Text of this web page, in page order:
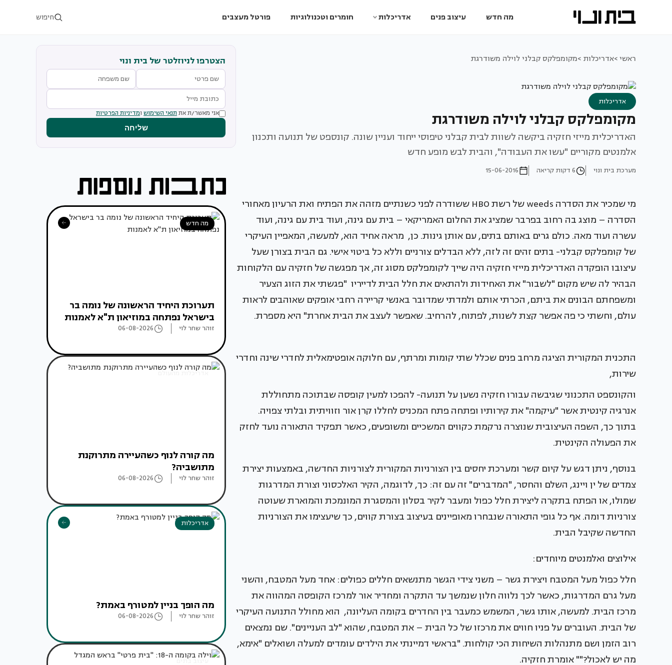
מה חדש עיצוב פנים אדריכלות חומרים וטכנולוגיות פורטל מעצבים חיפוש
ראשי >אדריכלות >מקומפלקס קבלני לוילה משודרגת
אדריכלות
מקומפלקס קבלני לוילה משודרגת
האדריכלית מייזי חזקיה ביקשה לשוות לבית קבלני טיפוסי ייחוד ועניין שונה. קונספט של תנועה ותכנון
אלמנטים מקוריים "עשו את העבודה", והבית לבש מופע חדש
מערכת בית ונוי 6 דקות קריאה 15-06-2016
מי שמכיר את הסדרה weeds של רשת HBO ששודרה לפני כשנתיים מזהה את הפתיח ואת הרעיון מאחורי
הסדרה – מוצג בה רחוב בפרבר שמציג את החלום האמריקאי – בית עם גינה, ועוד בית עם גינה, ועוד
עשרה ועוד מאה. כולם גרים באותם בתים, עם אותן גינות. כן, מראה אחיד הוא, למעשה, המאפיין העיקרי
של קומפלקס קבלני- בתים זהים זה לזה, ללא הבדלים צורניים וללא כל ביטוי אישי. גם הבית בצורן שעל
עיצובו הופקדה האדריכלית מייזי חזקיה היה שייך לקומפלקס מסוג זה, אך מפגשה של חזקיה עם הלקוחות
הבהיר לה שיש מקום "לשבור" את האחידות ולהתאים את חלל הבית לדייריו "פגשתי את הזוג הצעיר
ומשפחתם הבונים את ביתם, הכרתי אותם ולמדתי שמדובר באנשי קריירה רחבי אופקים שאוהבים לראות
עולם, וחשתי כי פה אפשר קצת לשנות, לפתוח, להרחיב. שאפשר לעצב את הבית אחרת" היא מספרת.
התכנית המקורית הציגה מרחב פנים שכלל שתי קומות ומרתף, עם חלוקה אופטימאלית לחדרי שינה וחדרי
שירות,
והקונספט התכנוני שגיבשה עבורו חזקיה נשען על תנועה- להפכו למעין קופסה שבתוכה מתחוללת
אנרגיה קינטית אשר "עיקמה" את קירותיו ופתחה פתח המכניס לחללו קרן אור וזוויתית ובלתי צפויה.
בתוך כך, השפה העיצובית שנוצרה נרקמת כקווים המשכיים ומשופעים, כאשר תפקיד התאורה נועד לחזק
את הפעולה הקינטית.
בנוסף, ניתן דגש על קיום קשר ומערכת יחסים בין הצורניות המקורית לצורניות החדשה, באמצעות יצירת
צמדים של ין ויינג, השלם והחסר, "המדברים" זה עם זה: כך, לדוגמה, הקיר האלכסוני וצורת המדרגות
שמולו, או הפתח בתקרה ליצירת חלל כפול ומעבר לקיר בסלון והמסגרת המונמכת והמוארת שעוטה
צורניות דומה. אף כל גופי התאורה שנבחרו מאופיינים בעיצוב בצורת קווים, כך שיעצימו את הצורניות
החדשה שקיבל הבית.
אילוצים ואלמנטים מיוחדים:
חלל כפול מעל המטבח ויצירת גשר – משני צידי הגשר מתנשאים חללים כפולים: אחד מעל המטבח, והשני
מעל גרם המדרגות, כאשר לכך נלווה חלון שנמשך עד התקרה ומחדיר אור למרכז הקופסה המהווה את
מרכז הבית. למעשה, אותו גשר, המשמש כמעבר בין החדרים בקומה העליונה, הוא מחולל התנועה העיקרי
של הבית. העוברים על פניו חווים את מרכזו של כל הבית – את המטבח, שהוא "לב העניינים". שם נמצאים
רוב הזמן ושם מתנהלות השיחות הכי קולחות. "בראשי דמיינתי את הילדים עומדים למעלה ושואלים "אימא,
מה יש לאכול?"" אומרת חזקיה.
הצטרפו לניוזלטר של בית ונוי
אני מאשר/ת את תנאי השימוש ומדיניות הפרטיות
שליחה
מה חדש
תערוכת היחיד הראשונה של נומה בר
בישראל נפתחה במוזיאון ת"א לאמנות
זוהר שחר לוי 06-08-2026
אדריכלות מהעולם
מה קורה לנוף כשהעיירה מתרוקנת
מתושביה?
זוהר שחר לוי 06-08-2026
אדריכלות
מה הופך בניין למטורף באמת?
זוהר שחר לוי 06-08-2026
עיצוב בתים